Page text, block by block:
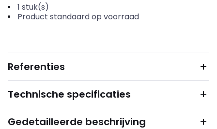
1 stuk(s)
Product standaard op voorraad
Referenties
Technische specificaties
Gedetailleerde beschrijving